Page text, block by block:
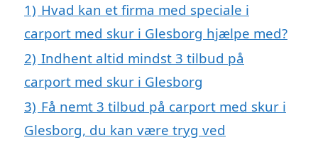
1) Hvad kan et firma med speciale i
carport med skur i Glesborg hjælpe med?
2) Indhent altid mindst 3 tilbud på
carport med skur i Glesborg
3) Få nemt 3 tilbud på carport med skur i
Glesborg, du kan være tryg ved